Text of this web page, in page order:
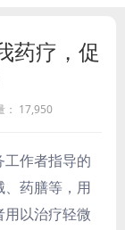
药疗，促
： 17,950
工作者指导的
药膳等，用
以治疗轻微